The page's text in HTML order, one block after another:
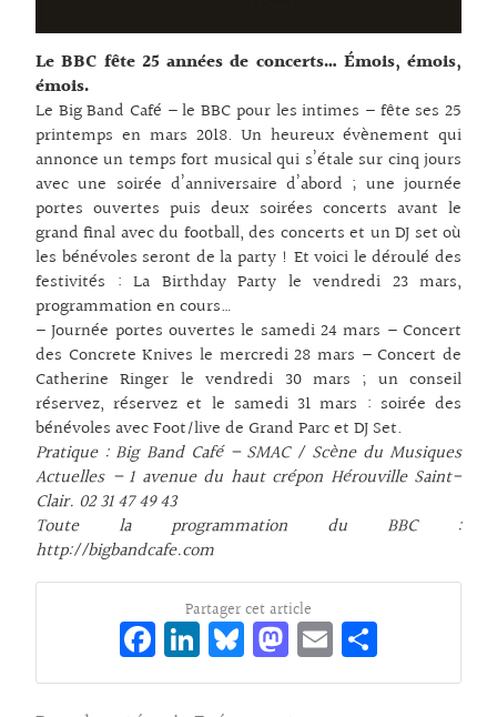
Le BBC fête 25 années de concerts… Émois, émois,
émois.
Le Big Band Café – le BBC pour les intimes – fête ses 25
printemps en mars 2018. Un heureux évènement qui
annonce un temps fort musical qui s’étale sur cinq jours
avec une soirée d’anniversaire d’abord ; une journée
portes ouvertes puis deux soirées concerts avant le
grand final avec du football, des concerts et un DJ set où
les bénévoles seront de la party ! Et voici le déroulé des
festivités : La Birthday Party le vendredi 23 mars,
programmation en cours…
– Journée portes ouvertes le samedi 24 mars – Concert
des Concrete Knives le mercredi 28 mars – Concert de
Catherine Ringer le vendredi 30 mars ; un conseil
réservez, réservez et le samedi 31 mars : soirée des
bénévoles avec Foot/live de Grand Parc et DJ Set.
Pratique : Big Band Café – SMAC / Scène du Musiques
Actuelles – 1 avenue du haut crépon Hérouville Saint-
Clair. 02 31 47 49 43
Toute la programmation du BBC :
http://bigbandcafe.com
Partager cet article
Fa
ce
Li
n
Bl
ue
M
as
E
m rt